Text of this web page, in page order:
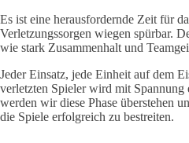
Es ist eine herausfordernde Zeit für
Verletzungssorgen wiegen spürbar.
wie stark Zusammenhalt und
Jeder Einsatz, jede Einheit auf dem
verletzten Spieler wird mit Spannung
werden wir diese Phase überstehen
die Spiele erfolgreich zu bestreiten.